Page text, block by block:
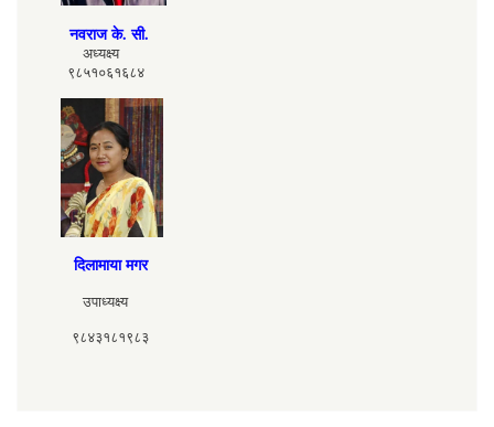
नवराज के. सी.
अध्यक्ष्य
९८५१०६१६८४
दिलामाया मगर
उपाध्यक्ष्य
९८४३१८१९८३